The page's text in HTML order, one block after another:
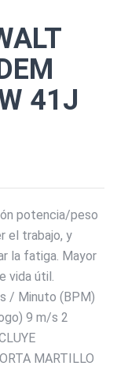
41J
potencia/peso
el trabajo, y
la fatiga. Mayor
vida útil.
/ Minuto (BPM)
9 m/s 2
MARTILLO